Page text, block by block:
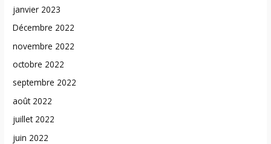
janvier 2023
Décembre 2022
novembre 2022
octobre 2022
septembre 2022
août 2022
juillet 2022
juin 2022